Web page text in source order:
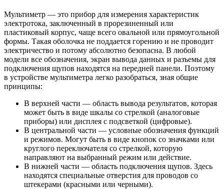
Мультиметр — это прибор для измерения характеристик
электротока, заключенный в прорезиненный или
пластиковый корпус, чаще всего овальной или прямоугольной
формы. Такая оболочка не поддается горению и не проводит
электричество и потому абсолютно безопасна. В любой
модели все обозначения, экран вывода данных и разъемы для
подключения щупов находятся на передней панели. Поэтому
в устройстве мультиметра легко разобраться, зная общие
принципы:
В верхней части — область вывода результатов, которая
может быть в виде шкалы со стрелкой (аналоговые
приборы) или дисплея с подсветкой (цифровые).
В центральной части — условные обозначения функций
и режимов. Могут быть в виде кнопок со значками или
круглого переключателя со стрелкой, которую
направляют на выбранный режим или действие.
В нижней части — область подключения щупов. Здесь
находятся специальные отверстия для проводов со
штекерами (красными или черными).